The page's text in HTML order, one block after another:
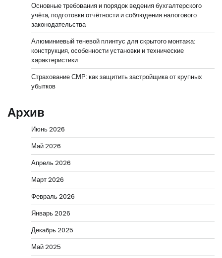
Основные требования и порядок ведения бухгалтерского
учёта, подготовки отчётности и соблюдения налогового
законодательства
Алюминиевый теневой плинтус для скрытого монтажа:
конструкция, особенности установки и технические
характеристики
Страхование СМР: как защитить застройщика от крупных
убытков
Архив
Июнь 2026
Май 2026
Апрель 2026
Март 2026
Февраль 2026
Январь 2026
Декабрь 2025
Май 2025